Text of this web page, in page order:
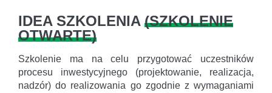
IDEA SZKOLENIA (SZKOLENIE
OTWARTE)
Szkolenie ma na celu przygotować uczestników
procesu inwestycyjnego (projektowanie, realizacja,
nadzór) do realizowania go zgodnie z wymaganiami